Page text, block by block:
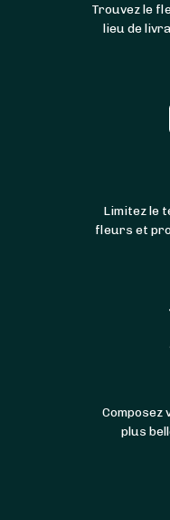
Trouvez le
lieu de
Limitez le
fleurs et
Composez
plus